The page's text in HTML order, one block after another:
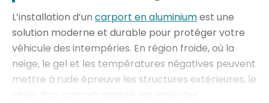
L’installation d’un carport en aluminiumest une
solution moderne et durable pour protéger votre
véhicule des intempéries. En région froide, où la
neige, le gel et les températures négatives peuvent
mettre à rude épreuve les structures extérieures, le